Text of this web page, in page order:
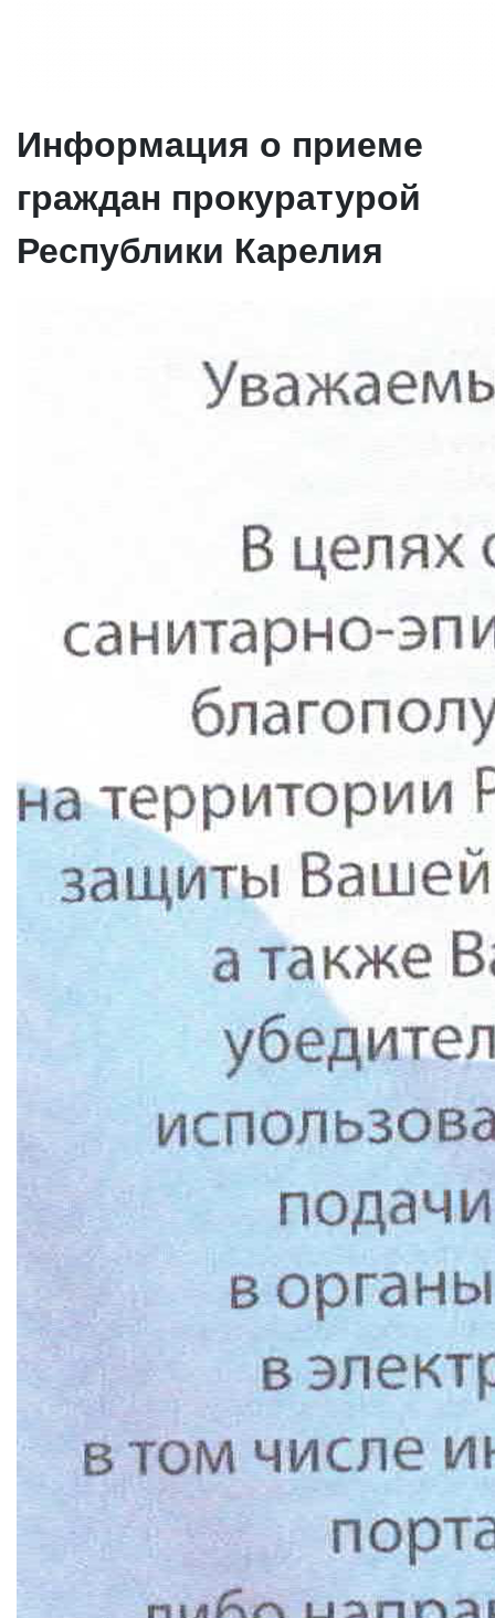
Информация о приеме
граждан прокуратурой
Республики Карелия